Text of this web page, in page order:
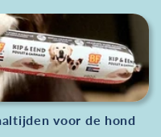
voor de hond